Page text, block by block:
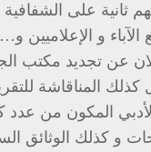
ثانية على
الآباء و الإعلاميين
عن تجديد مكتب
المناقاشة
المكون من عدد
و كذلك الوثائق